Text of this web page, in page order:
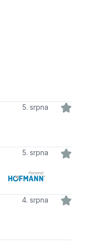
5. srpna
5. srpna
4. srpna